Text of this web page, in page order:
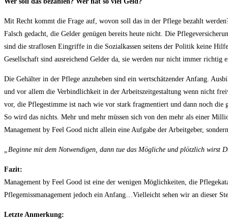
Mit Recht kommt die Frage auf, wovon soll das in der Pflege bezahlt
Falsch gedacht, die Gelder genügen bereits heute nicht. Die
sind die straflosen Eingriffe in die Sozialkassen seitens der Politik keine
Gesellschaft sind ausreichend Gelder da, sie werden nur nicht immer richtig
Die Gehälter in der Pflege anzuheben sind ein wertschätzender Anfang.
und vor allem die Verbindlichkeit in der Arbeitszeitgestaltung wenn nicht
vor, die Pflegestimme ist nach wie vor stark fragmentiert und dann noch die
So wird das nichts. Mehr und mehr müssen sich von den mehr als einer
Management by Feel Good nicht allein eine Aufgabe der Arbeitgeber,
„Beginne mit dem Notwendigen, dann tue das Mögliche und plötzlich wirst
Fazit:
Management by Feel Good ist eine der wenigen Möglichkeiten, die
Pflegemissmanagement jedoch ein Anfang…Vielleicht sehen wir an dieser
Letzte Anmerkung: